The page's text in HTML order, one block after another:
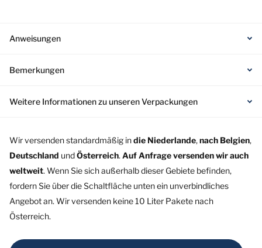
Anweisungen
Bemerkungen
Weitere Informationen zu unseren Verpackungen
Wir versenden standardmäßig indie Niederlande,nach Belgien,
Deutschland undÖsterreich. Auf Anfrage versenden wir auch
weltweit. Wenn Sie sich außerhalb dieser Gebiete befinden,
fordern Sie über die Schaltfläche unten ein unverbindliches
Angebot an. Wir versenden keine 10 Liter Pakete nach
Österreich.